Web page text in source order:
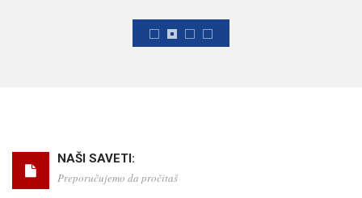
NAŠI SAVETI:
Preporučujemo da pročitaš